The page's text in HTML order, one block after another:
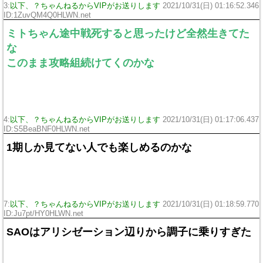
3: 以下、？ちゃんねるからVIPがお送りします 2021/10/31(日) 01:16:52.346
ID:1ZuvQM4Q0HLWN.net
ミトちゃん途中戦死すると思ったけど全然生きてた
な
このまま攻略組続けてくのかな
4: 以下、？ちゃんねるからVIPがお送りします 2021/10/31(日) 01:17:06.437
ID:S5BeaBNF0HLWN.net
1期しか見てない人でも楽しめるのかな
7: 以下、？ちゃんねるからVIPがお送りします 2021/10/31(日) 01:18:59.770
ID:Ju7pt/HY0HLWN.net
SAOはアリシゼーション辺りから調子に乗りすぎた